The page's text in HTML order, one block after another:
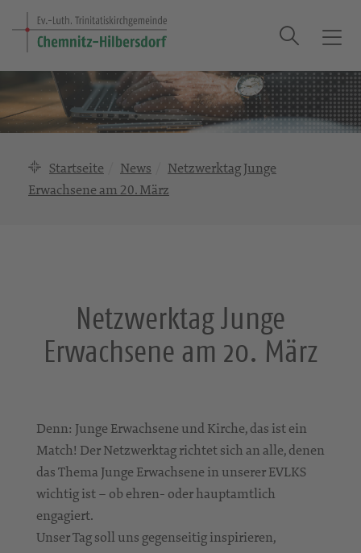
T
g
g
l
Suche
Startseite News
Netzwerktag Junge
Erwachsene am 20. März
Netzwerktag Junge
Erwachsene am 20. März
Denn: Junge Erwachsene und Kirche, das ist ein
Match! Der Netzwerktag richtet sich an alle, denen
das Thema Junge Erwachsene in unserer EVLKS
wichtig ist – ob ehren- oder hauptamtlich
engagiert.
Unser Tag soll uns gegenseitig inspirieren,